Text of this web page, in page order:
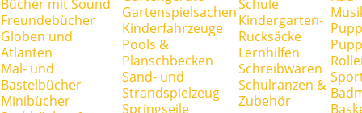
Bücher mit Sound
Freundebücher
Globen und
Atlanten
Mal- und
Bastelbücher
Minibücher
Gartenspielsachen
Kinderfahrzeuge
Pools &
Planschbecken
Sand- und
Strandspielzeug
Springseile
Schule
Kindergarten-
Rucksäcke
Lernhilfen
Schreibwaren
Schulranzen &
Zubehör